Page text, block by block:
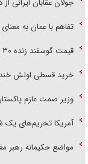
تفاهم با عمان به
قیمت گوسفند زنده ۳۰ درصد کاهش یافت؛ گوشت ارزان نشد
خرید قسطی اولش
وزیر صمت عازم
آمریکا تحریم‌های یک
مواضع حکیمانه رهبر